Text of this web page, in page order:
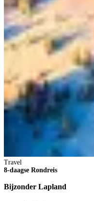
Travel
8-daagse Rondreis
Bijzonder Lapland